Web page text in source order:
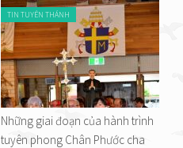
TIN TUYÊN THÁNH
Những giai đoạn của hành trình
tuyên phong Chân Phước cha